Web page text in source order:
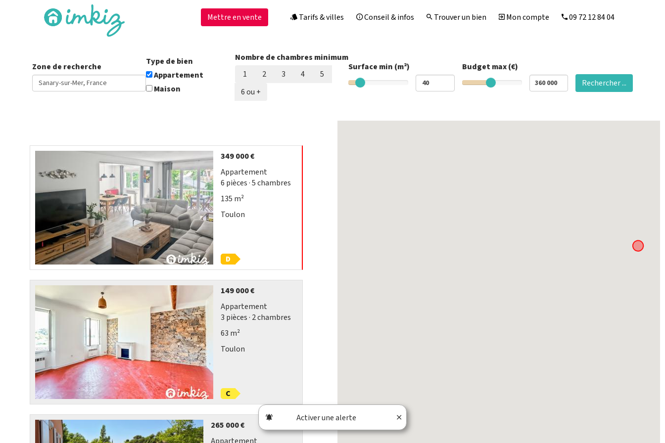
Mettre en vente Tarifs & villes Conseil & infos Trouver un bien Mon compte 09 72 12 84 04
Activer une alerte
Zone de recherche
Type de bien
Appartement
Maison
Nombre de chambres minimum
1
2 3 4
5
6 ou +
Surface min (m²)
Budget max (€)
Rechercher ...
349 000 €
Appartement
6 pièces· 5chambres
135 m²
Toulon
D
149 000 €
Appartement
3 pièces· 2chambres
63 m²
Toulon
C
265 000 €